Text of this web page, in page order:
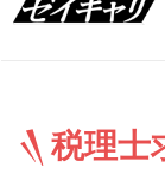
税理士